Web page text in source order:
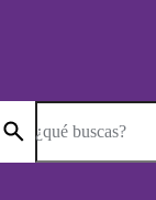
¿qué buscas?